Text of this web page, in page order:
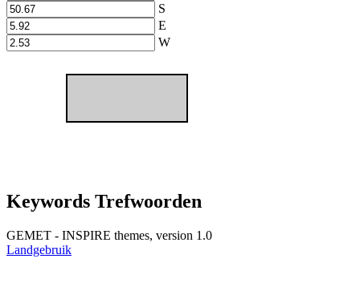
S
E
W
Keywords Trefwoorden
GEMET - INSPIRE themes, version 1.0
Landgebruik